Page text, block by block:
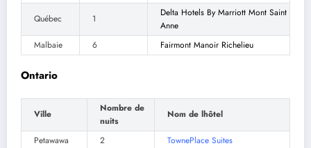
Québec 1
Delta Hotels By Marriott Mont Saint
Anne
Malbaie
6 Fairmont Manoir Richelieu
Ontario
Ville
Nombre de
nuits
Nom de lhôtel
Petawawa 2
TownePlace Suites